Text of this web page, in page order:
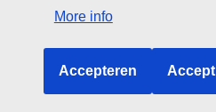
L-istituzzjonijiet u l-korpi
More info
Accepteren